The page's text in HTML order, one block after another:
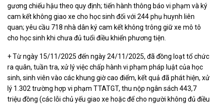
gương chiếu hậu theo quy định; tiến hành thông báo vi phạm và ký
cam kết không giao xe cho học sinh đối với 244 phụ huynh liên
quan; yêu cầu 718 nhà dân ký cam kết không trông giữ xe mô tô
cho học sinh khi chưa đủ tuổi điều khiển phương tiện.
+ Từ ngày 15/11/2025 đến ngày 24/11/2025, đã đồng loạt tổ chức
ra quân, tuần tra, xử lý việc chấp hành vi phạm pháp luật của học
sinh, sinh viên vào các khung giờ cao điểm, kết quả đã phát hiện, xử
lý 1.302 trường hợp vi phạm TTATGT, thu nộp ngân sách 443,7
triệu đồng (các lỗi chủ yếu giao xe hoặc để cho người không đủ điều